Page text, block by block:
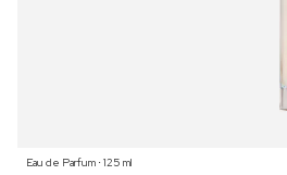
Eau de Parfum ⋅ 125 ml